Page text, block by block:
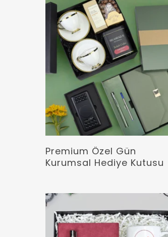
Devamını Oku
Premium Özel Gün
Kurumsal Hediye Kutusu